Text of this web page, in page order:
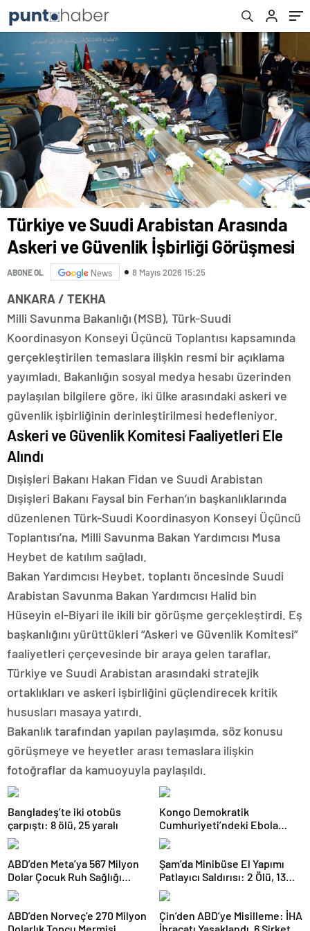
Türkiye ve Suudi Arabistan Arasında
Askeri ve Güvenlik İşbirliği Görüşmesi
ABONE OL News 8 Mayıs 2026 15:25
ANKARA / TEKHA
Milli Savunma Bakanlığı (MSB), Türk-Suudi
Koordinasyon Konseyi Üçüncü Toplantısı kapsamında
gerçekleştirilen temaslara ilişkin resmi bir açıklama
yayımladı. Bakanlığın sosyal medya hesabı üzerinden
paylaşılan bilgilere göre, iki ülke arasındaki askeri ve
güvenlik işbirliğinin derinleştirilmesi hedefleniyor.
Askeri ve Güvenlik Komitesi Faaliyetleri Ele
Alındı
Dışişleri Bakanı Hakan Fidan ve Suudi Arabistan
Dışişleri Bakanı Faysal bin Ferhan’ın başkanlıklarında
düzenlenen Türk-Suudi Koordinasyon Konseyi Üçüncü
Toplantısı’na, Milli Savunma Bakan Yardımcısı Musa
Heybet de katılım sağladı.
Bakan Yardımcısı Heybet, toplantı öncesinde Suudi
Arabistan Savunma Bakan Yardımcısı Halid bin
Hüseyin el-Biyari ile ikili bir görüşme gerçekleştirdi. Eş
başkanlığını yürüttükleri “Askeri ve Güvenlik Komitesi”
faaliyetleri çerçevesinde bir araya gelen taraflar,
Türkiye ve Suudi Arabistan arasındaki stratejik
ortaklıkları ve askeri işbirliğini güçlendirecek kritik
hususları masaya yatırdı.
Bakanlık tarafından yapılan paylaşımda, söz konusu
görüşmeye ve heyetler arası temaslara ilişkin
fotoğraflar da kamuoyuyla paylaşıldı.
Bangladeş’te iki otobüs
çarpıştı: 8 ölü, 25 yaralı
Kongo Demokratik
Cumhuriyeti’ndeki Ebola
Salgınında Can Kaybı Arttı
ABD’den Meta’ya 567 Milyon
Dolar Çocuk Ruh Sağlığı
Cezası
Şam’da Minibüse El Yapımı
Patlayıcı Saldırısı: 2 Ölü, 13
Yaralı
ABD’den Norveç’e 270 Milyon
Çin’den ABD’ye Misilleme: İHA